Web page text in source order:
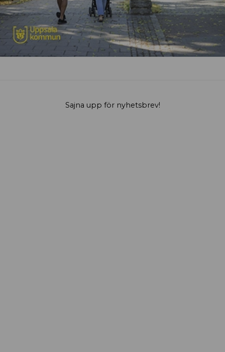
Sajna upp för nyhetsbrev!